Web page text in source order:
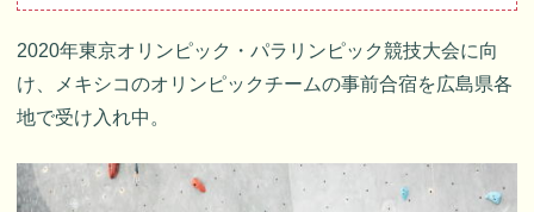
2020年東京オリンピック・パラリンピック競技大会に向
け、メキシコのオリンピックチームの事前合宿を広島県各
地で受け入れ中。